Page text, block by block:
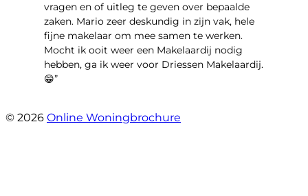
vragen en of uitleg te geven over bepaalde
zaken. Mario zeer deskundig in zijn vak, hele
fijne makelaar om mee samen te werken.
Mocht ik ooit weer een Makelaardij nodig
hebben, ga ik weer voor Driessen Makelaardij.
😁”
© 2026 Online Woningbrochure